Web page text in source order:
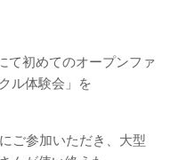
て初めてのオープンファ
ル体験会」を
ご参加いただき、大型